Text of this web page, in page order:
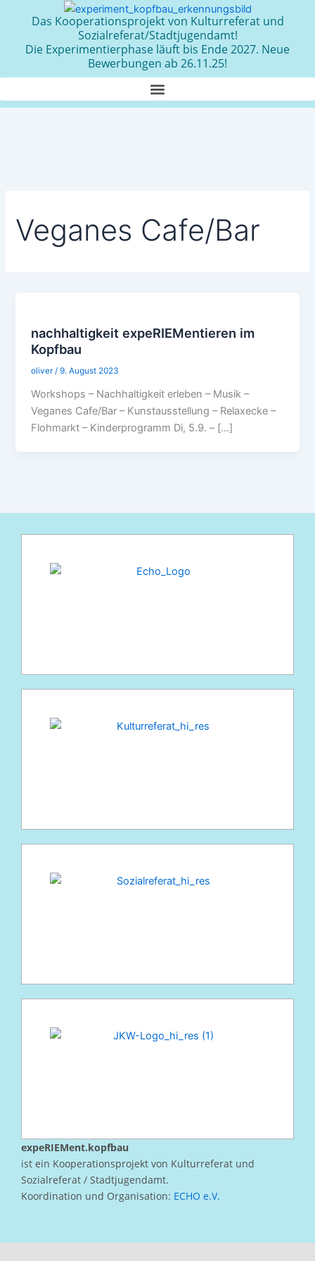
Das Kooperationsprojekt von Kulturreferat und
Sozialreferat/Stadtjugendamt!
Die Experimentierphase läuft bis Ende 2027. Neue
Bewerbungen ab 26.11.25!
Veganes Cafe/Bar
nachhaltigkeit expeRIEMentieren im
Kopfbau
oliver/9. August 2023
Workshops – Nachhaltigkeit erleben – Musik –
Veganes Cafe/Bar – Kunstausstellung – Relaxecke –
Flohmarkt – Kinderprogramm Di, 5.9. – […]
expeRIEMent.kopfbau
ist ein Kooperationsprojekt von Kulturreferat und
Sozialreferat / Stadtjugendamt.
Koordination und Organisation: ECHO e.V.